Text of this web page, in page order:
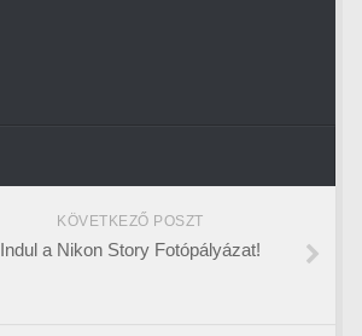
KÖVETKEZŐ POSZT
Indul a Nikon Story Fotópályázat!